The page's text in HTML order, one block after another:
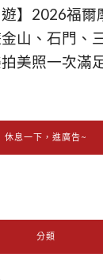
遊】2026福爾
山、石門、
美照一次滿
休息一下，進廣告~
分類